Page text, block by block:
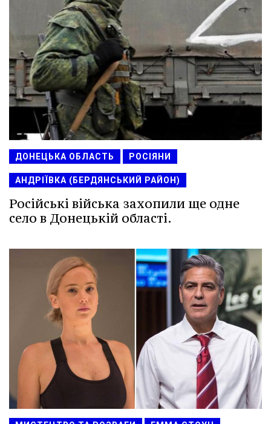
ДОНЕЦЬКА ОБЛАСТЬ РОСІЯНИ
АНДРІЇВКА (БЕРДЯНСЬКИЙ РАЙОН)
Російські війська захопили ще одне
село в Донецькій області.